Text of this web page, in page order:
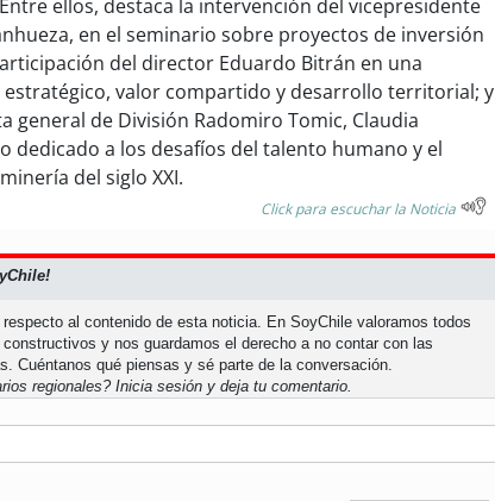
ellos, destaca la intervención del vicepresidente
en el seminario sobre proyectos de inversión
del director Eduardo Bitrán en una
valor compartido y desarrollo territorial; y
general de División Radomiro Tomic, Claudia
dedicado a los desafíos del talento humano y el
del siglo XXI.
Click para escuchar la Noticia
al contenido de esta noticia. En SoyChile valoramos todos
y nos guardamos el derecho a no contar con las
Cuéntanos qué piensas y sé parte de la conversación.
regionales? Inicia sesión y deja tu comentario.